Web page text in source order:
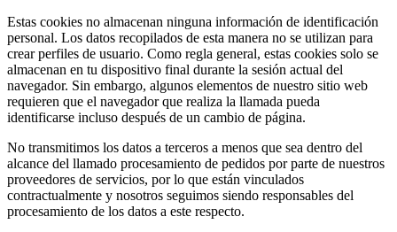
Estas cookies no almacenan ninguna información de identificación
personal. Los datos recopilados de esta manera no se utilizan para
crear perfiles de usuario. Como regla general, estas cookies solo se
almacenan en tu dispositivo final durante la sesión actual del
navegador. Sin embargo, algunos elementos de nuestro sitio web
requieren que el navegador que realiza la llamada pueda
identificarse incluso después de un cambio de página.
No transmitimos los datos a terceros a menos que sea dentro del
alcance del llamado procesamiento de pedidos por parte de nuestros
proveedores de servicios, por lo que están vinculados
contractualmente y nosotros seguimos siendo responsables del
procesamiento de los datos a este respecto.